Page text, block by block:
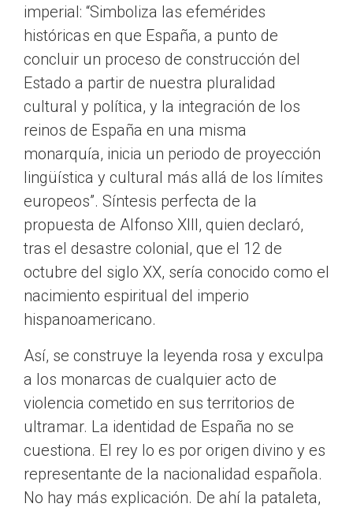
imperial: “Simboliza las efemérides
históricas en que España, a punto de
concluir un proceso de construcción del
Estado a partir de nuestra pluralidad
cultural y política, y la integración de los
reinos de España en una misma
monarquía, inicia un periodo de proyección
lingüística y cultural más allá de los límites
europeos”. Síntesis perfecta de la
propuesta de Alfonso XIII, quien declaró,
tras el desastre colonial, que el 12 de
octubre del siglo XX, sería conocido como el
nacimiento espiritual del imperio
hispanoamericano.
Así, se construye la leyenda rosa y exculpa
a los monarcas de cualquier acto de
violencia cometido en sus territorios de
ultramar. La identidad de España no se
cuestiona. El rey lo es por origen divino y es
representante de la nacionalidad española.
No hay más explicación. De ahí la pataleta,